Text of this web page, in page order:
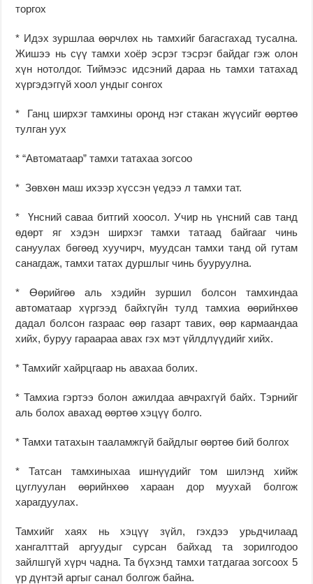
торгох
* Идэх зуршлаа өөрчлөх нь тамхийг багасгахад тусална.
Жишээ нь сүү тамхи хоёр эсрэг тэсрэг байдаг гэж олон
хүн нотолдог. Тиймээс идсэний дараа нь тамхи татахад
хүргэдэггүй хоол ундыг сонгох
* Ганц ширхэг тамхины оронд нэг стакан жүүсийг өөртөө
тулган уух
* “Автоматаар” тамхи татахаа зогсоо
* Зөвхөн маш ихээр хүссэн үедээ л тамхи тат.
* Үнсний саваа битгий хоосол. Учир нь үнсний сав танд
өдөрт яг хэдэн ширхэг тамхи татаад байгааг чинь
сануулах бөгөөд хуучирч, муудсан тамхи танд ой гутам
санагдаж, тамхи татах дуршлыг чинь бууруулна.
* Өөрийгөө аль хэдийн зуршил болсон тамхиндаа
автоматаар хүргээд байхгүйн тулд тамхиа өөрийнхөө
дадал болсон газраас өөр газарт тавих, өөр кармаандаа
хийх, буруу гараараа авах гэх мэт үйлдлүүдийг хийх.
* Тамхийг хайрцгаар нь авахаа болих.
* Тамхиа гэртээ болон ажилдаа авчрахгүй байх. Тэрнийг
аль болох авахад өөртөө хэцүү болго.
* Тамхи татахын тааламжгүй байдлыг өөртөө бий болгох
* Татсан тамхиныхаа ишнүүдийг том шилэнд хийж
цуглуулан өөрийнхөө хараан дор муухай болгож
харагдуулах.
Тамхийг хаях нь хэцүү зүйл, гэхдээ урьдчилаад
хангалттай аргуудыг сурсан байхад та зорилгодоо
зайлшгүй хүрч чадна. Та бүхэнд тамхи татдагаа зогсоох 5
үр дүнтэй аргыг санал болгож байна.